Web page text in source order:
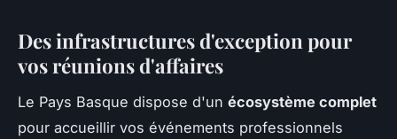
Des infrastructures d'exception pour
vos réunions d'affaires
Le Pays Basque dispose d'un écosystème complet
pour accueillir vos événements professionnels